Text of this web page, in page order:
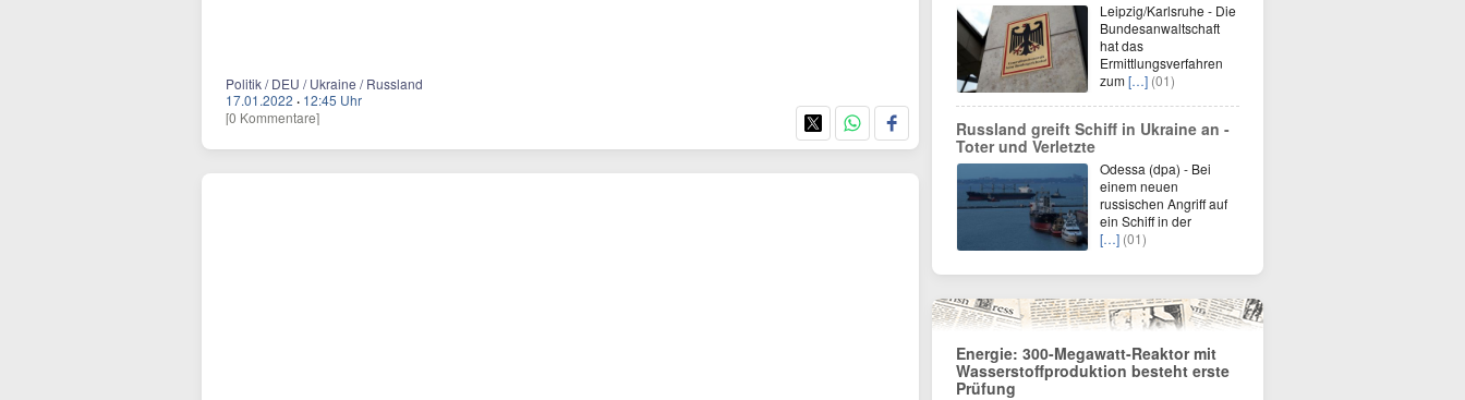
Politik / DEU / Ukraine / Russland
17.01.2022 · 12:45 Uhr
[0 Kommentare]
Leipzig/Karlsruhe - Die
Bundesanwaltschaft
hat das
Ermittlungsverfahren
zum[…] (01)
Russland greift Schiff in Ukraine an -
Toter und Verletzte
Odessa (dpa) - Bei
einem neuen
russischen Angriff auf
ein Schiff in der
[…] (01)
Energie: 300-Megawatt-Reaktor mit
Wasserstoffproduktion besteht erste
Prüfung